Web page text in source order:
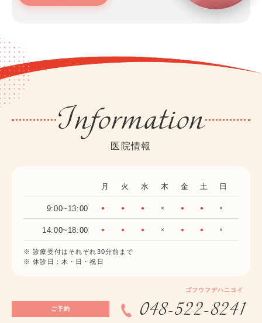
Information
医院情報
月 火 水 木 金 土 日
9:00~13:00 ● ● ● × ● ● ×
14:00~18:00 ● ● ● × ● ● ×
※ 診療受付はそれぞれ30分前まで
※ 休診日：木・日・祝日
ゴフウフデハニヨイ
ご予約 048-522-8241